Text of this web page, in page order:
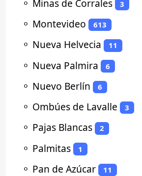
⚬ Minas de Corrales 3
⚬ Montevideo 613
⚬ Nueva Helvecia 11
⚬ Nueva Palmira 6
⚬ Nuevo Berlín 6
⚬ Ombúes de Lavalle 3
⚬ Pajas Blancas 2
⚬ Palmitas 1
⚬ Pan de Azúcar 11